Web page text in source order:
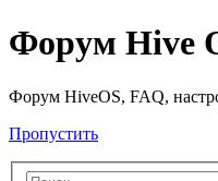
Форум Hive
Форум HiveOS, FAQ,
Пропустить